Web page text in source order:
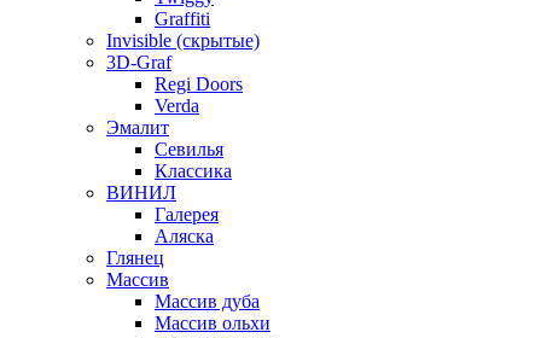
Graffiti
Invisible (скрытые)
3D-Graf
Regi Doors
Verda
Эмалит
Севилья
Классика
ВИНИЛ
Галерея
Аляска
Глянец
Массив
Массив дуба
Массив ольхи